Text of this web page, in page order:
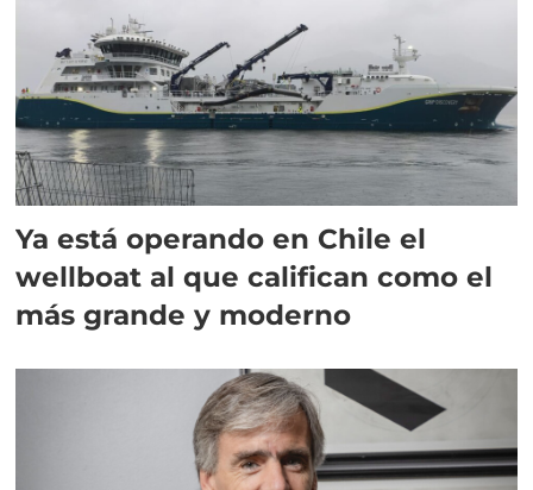
Ya está operando en Chile el
wellboat al que califican como el
más grande y moderno